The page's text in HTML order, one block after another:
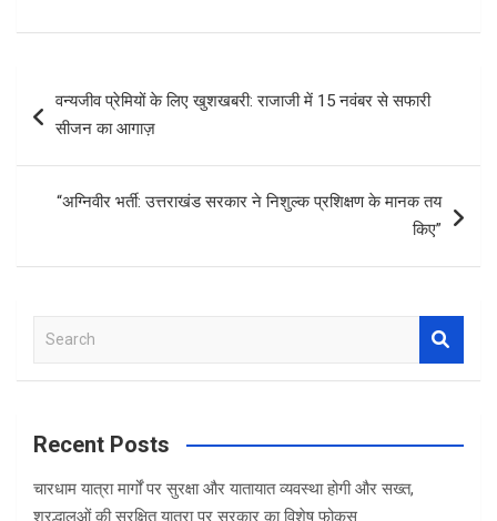
ce
b
o
k
tt
er
at
s
A
p
ar
e
navigation
वन्यजीव प्रेमियों के लिए खुशखबरी: राजाजी में 15 नवंबर से सफारी
सीजन का आगाज़
“अग्निवीर भर्ती: उत्तराखंड सरकार ने निशुल्क प्रशिक्षण के मानक तय
किए”
a
c
Recent Posts
चारधाम यात्रा मार्गों पर सुरक्षा और यातायात व्यवस्था होगी और सख्त,
श्रद्धालुओं की सुरक्षित यात्रा पर सरकार का विशेष फोकस